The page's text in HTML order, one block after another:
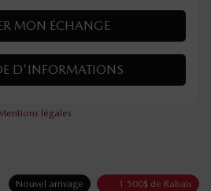
MON ÉCHANGE
D'INFORMATIONS
légales
Nouvel arrivage 1 500$ de Rabais